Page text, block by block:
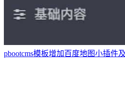
pbootcms模板增加百度地图小插件